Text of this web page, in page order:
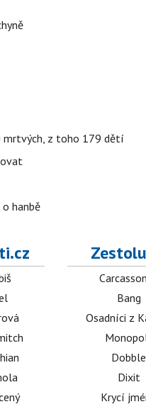
mrtvých, z toho 179 dětí
hanbě
Bang
Osadníci z
Dobble
Dixit
Krycí